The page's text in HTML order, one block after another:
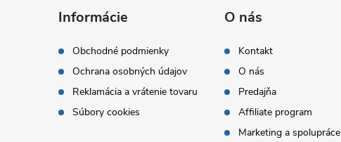
Informácie
Obchodné podmienky
Ochrana osobných údajov
Reklamácia a vrátenie tovaru
Súbory cookies
O nás
Kontakt
O nás
Predajňa
Affiliate program
Marketing a spolupráce